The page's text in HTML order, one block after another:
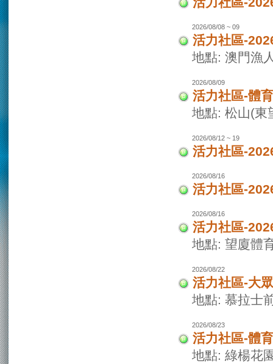
2026/08/08 ~ 09
活力社區-
地點: 澳門漁
2026/08/09
活力社區-體
地點: 松山(東
2026/08/12 ~ 19
活力社區-
2026/08/16
活力社區-
2026/08/16
活力社區-
地點: 望廈體
2026/08/22
活力社區-大
地點: 慕拉士
2026/08/23
活力社區-體
地點: 綠楊花